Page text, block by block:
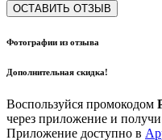
ОСТАВИТЬ ОТЗЫВ
Фотографии из отзыва
Дополнительная скидка!
Воспользуйся промокодом
через приложение и
Приложение доступно в